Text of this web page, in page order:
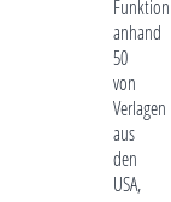
Funktion
anhand
50
von
Verlagen
aus
den
USA,